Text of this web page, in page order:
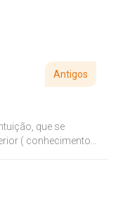
Antigos
que se
( conhecimento